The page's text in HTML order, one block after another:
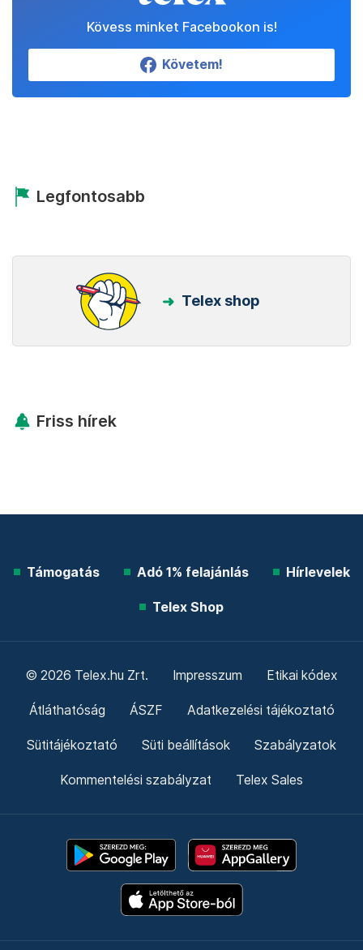
Kövess minket Facebookon is!
Követem!
Legfontosabb
Telex shop
Friss hírek
Támogatás Adó 1% felajánlás Hírlevelek
Telex Shop
© 2026 Telex.hu Zrt. Impresszum Etikai kódex
Átláthatóság ÁSZF Adatkezelési tájékoztató
Sütitájékoztató Süti beállítások Szabályzatok
Kommentelési szabályzat Telex Sales